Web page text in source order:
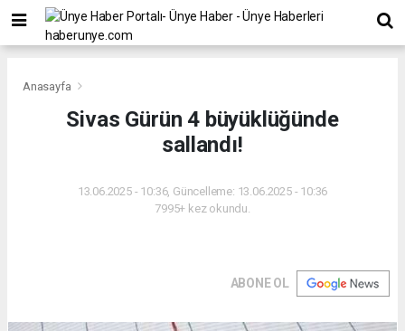
Anasayfa
Sivas Gürün 4 büyüklüğünde
sallandı!
13.06.2025 - 10:36, Güncelleme: 13.06.2025 - 10:36
7995+ kez okundu.
ABONE OL